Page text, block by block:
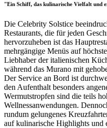
"Ein Schiff, das kulinarische Vielfalt und
Die Celebrity Solstice
Restaurants, die für jeden
hervorzuheben ist das
mehrgängige Menüs auf
Liebhaber der italienischen
während das Murano mit
Der Service an Bord ist
den Aufenthalt besonders
Wermutstropfen sind die teils
Wellnessanwendungen.
rundum gelungenes
auf kulinarische Highlights und